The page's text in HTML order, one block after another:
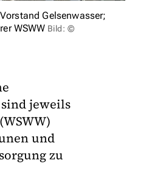
Gelsenwasser;
WSWW Bild: ©
jeweils
und
zu